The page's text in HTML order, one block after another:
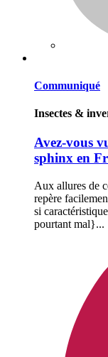
Communiqué
Insectes &
Avez-vous
sphinx en
Aux allures de
repère
si
pourtant mal}...